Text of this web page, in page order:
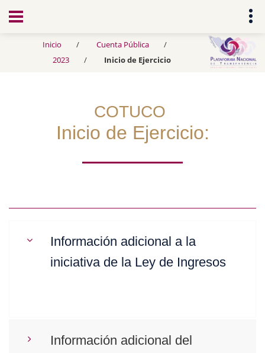
Transparencia
Inicio
Cuenta Pública
2023
Inicio de Ejercicio
COTUCO
Inicio de Ejercicio:
Información adicional a la
iniciativa de la Ley de Ingresos
Información adicional del